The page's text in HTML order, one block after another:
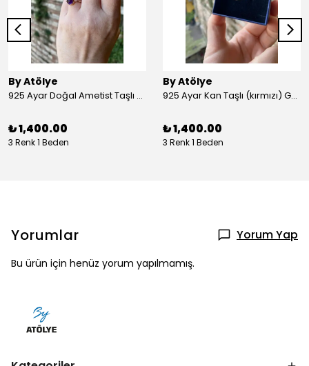
By Atölye
925 Ayar Doğal Ametist Taşlı Yuvarlak Gümüş Yüzük
₺ 1,400.00
3 Renk 1 Beden
By Atölye
925 Ayar Kan Taşlı (kırmızı) Gümüş Yüzük
₺ 1,400.00
3 Renk 1 Beden
Yorumlar Yorum Yap
Bu ürün için henüz yorum yapılmamış.